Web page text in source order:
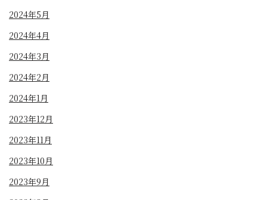
2024年5月
2024年4月
2024年3月
2024年2月
2024年1月
2023年12月
2023年11月
2023年10月
2023年9月